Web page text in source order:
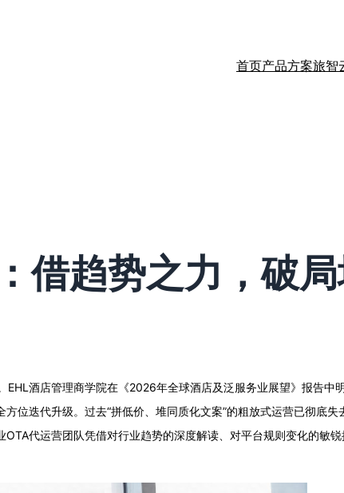
首页产品方案旅智
借趋势之力，破
酒店管理商学院在《2026年全球酒店及泛服务业展望》报告中
位迭代升级。过去“拼低价、堆同质化文案”的粗放式运营已彻底
代运营团队凭借对行业趋势的深度解读、对平台规则变化的敏